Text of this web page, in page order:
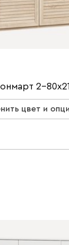
2-
цвет и